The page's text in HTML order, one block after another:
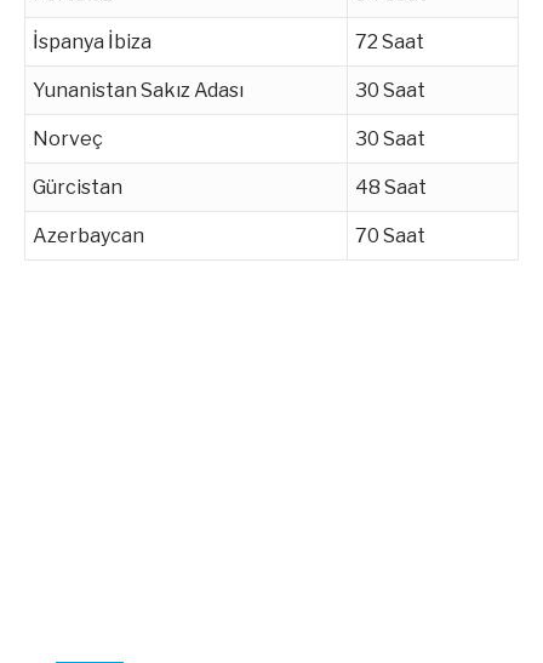
İspanya İbiza 72 Saat
Yunanistan Sakız Adası 30 Saat
Norveç 30 Saat
Gürcistan 48 Saat
Azerbaycan 70 Saat